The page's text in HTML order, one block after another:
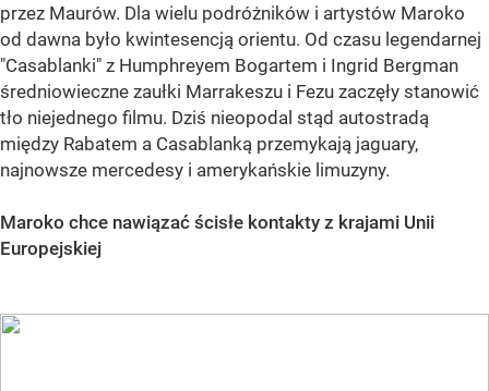
przez Maurów. Dla wielu podróżników i artystów Maroko
od dawna było kwintesencją orientu. Od czasu legendarnej
"Casablanki" z Humphreyem Bogartem i Ingrid Bergman
średniowieczne zaułki Marrakeszu i Fezu zaczęły stanowić
tło niejednego filmu. Dziś nieopodal stąd autostradą
między Rabatem a Casablanką przemykają jaguary,
najnowsze mercedesy i amerykańskie limuzyny.
Maroko chce nawiązać ścisłe kontakty z krajami Unii
Europejskiej